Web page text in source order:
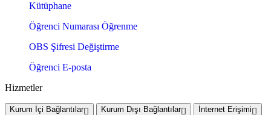
Kütüphane
Öğrenci Numarası Öğrenme
OBS Şifresi Değiştirme
Öğrenci E-posta
Hizmetler
Kurum İçi Bağlantılar Kurum Dışı Bağlantılar
İnternet Erişimi